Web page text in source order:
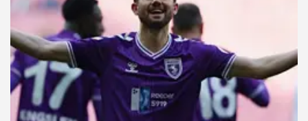
3.01.2026 Bursa